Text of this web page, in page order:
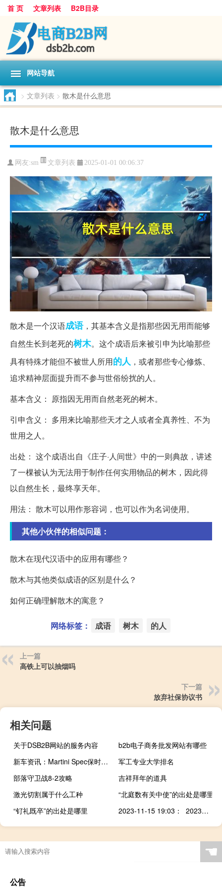
首 页 文章列表 B2B目录
网站导航
> 文章列表 > 散木是什么意思
散木是什么意思
网友:sm 文章列表 2025-01-01 00:06:37
散木是一个汉语成语，其基本含义是指那些因无用而能够
自然生长到老死的树木。这个成语后来被引申为比喻那些
具有特殊才能但不被世人所用的人 ，或者那些专心修炼、
追求精神层面提升而不参与世俗纷扰的人。
基本含义： 原指因无用而自然老死的树木。
引申含义： 多用来比喻那些天才之人或者全真养性、不为
世用之人。
出处： 这个成语出自《庄子·人间世》中的一则典故，讲述
了一棵被认为无法用于制作任何实用物品的树木，因此得
以自然生长，最终享天年。
用法： 散木可以用作形容词，也可以作为名词使用。
其他小伙伴的相似问题：
散木在现代汉语中的应用有哪些？
散木与其他类似成语的区别是什么？
如何正确理解散木的寓意？
网络标签： 成语 树木 的人
上一篇
高铁上可以抽烟吗
下一篇
放弃社保协议书
相关问题
关于DSB2B网站的服务内容
b2b电子商务批发网站有哪些
新车资讯：Martini Spec保时捷718 Spyder诞生经典看上去如此新鲜
军工专业大学排名
部落守卫战8-2攻略
吉祥拜年的道具
激光切割属于什么工种
“北庭数有关中使”的出处是哪里
“钌礼既卒”的出处是哪里
2023-11-15 19:03： 2023年11月15日19时00分路况信息：因降大雾能见度低，绥北高速（绥化段）全线封闭。涉及收费站：绥北高速绥化西站、望奎站、绥棱站、海伦站、海北站。 ​​​
病理科过年有人吗
☚
公告